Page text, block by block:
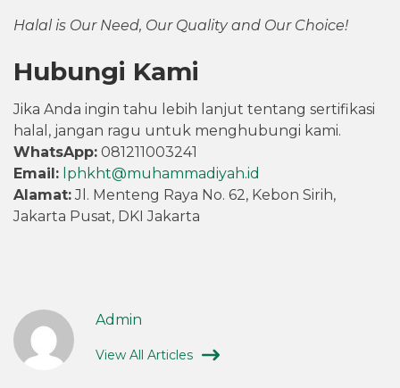
Halal is Our Need, Our Quality and Our Choice!
Hubungi Kami
Jika Anda ingin tahu lebih lanjut tentang sertifikasi
halal, jangan ragu untuk menghubungi kami.
WhatsApp: 081211003241
Email: lphkht@muhammadiyah.id
Alamat:Jl. Menteng Raya No. 62, Kebon Sirih,
Jakarta Pusat, DKI Jakarta
Admin
View All Articles